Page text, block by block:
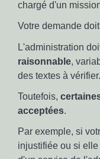
chargé d'un
Votre demande
L'administration
raisonnable,
des textes à vérifier.
Toutefois,
acceptées.
Par exemple, si
injustifiée ou si